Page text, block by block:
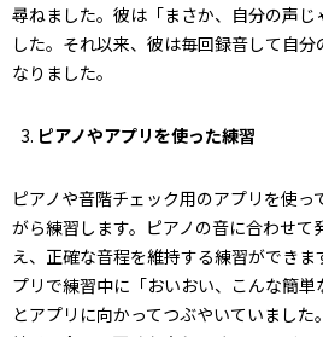
尋ねました。彼は「まさか、自分の声じ
した。それ以来、彼は毎回録音して自
なりました。
ピアノやアプリを使った練習
ピアノや音階チェック用のアプリを使っ
がら練習します。ピアノの音に合わせて
え、正確な音程を維持する練習ができ
プリで練習中に「おいおい、こんな簡単
とアプリに向かってつぶやいていまし